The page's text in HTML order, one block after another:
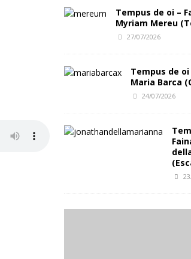
Tempus de oi –
Myriam Mereu
27/07/2026
Tempus de oi
Maria Barca
24/07/2026